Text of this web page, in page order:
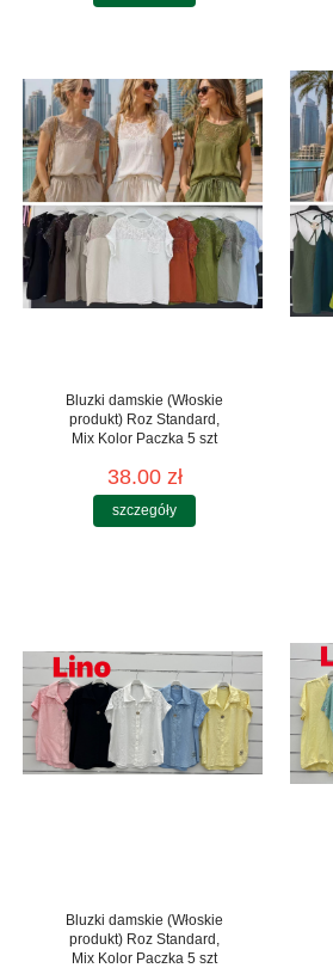
Bluzki damskie (Włoskie
produkt) Roz Standard,
Mix Kolor Paczka 5 szt
38.00 zł
szczegóły
Bluzki damskie (Włoskie
produkt) Roz Standard,
Mix Kolor Paczka 5 szt